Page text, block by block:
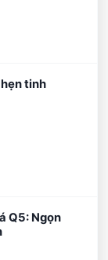
tinh
Q5: Ngọn